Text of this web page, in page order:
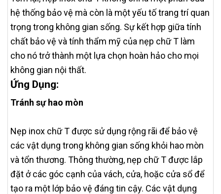
hệ thống bảo vệ mà còn là một yếu tố trang trí quan
trọng trong không gian sống. Sự kết hợp giữa tính
chất bảo vệ và tính thẩm mỹ của nẹp chữ T làm
cho nó trở thành một lựa chọn hoàn hảo cho mọi
không gian nội thất.
Ứng Dụng:
Tránh sự hao mòn
Nẹp inox chữ T được sử dụng rộng rãi để bảo vệ
các vật dụng trong không gian sống khỏi hao mòn
và tổn thương. Thông thường, nẹp chữ T được lắp
đặt ở các góc cạnh của vách, cửa, hoặc cửa sổ để
tạo ra một lớp bảo vệ đáng tin cậy. Các vật dụng